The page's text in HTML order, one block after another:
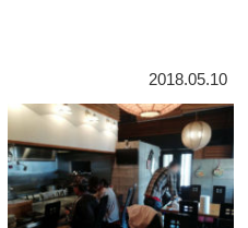
2018.05.10